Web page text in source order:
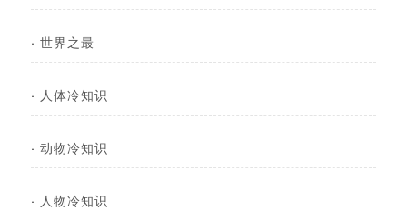
· 世界之最
· 人体冷知识
· 动物冷知识
· 人物冷知识